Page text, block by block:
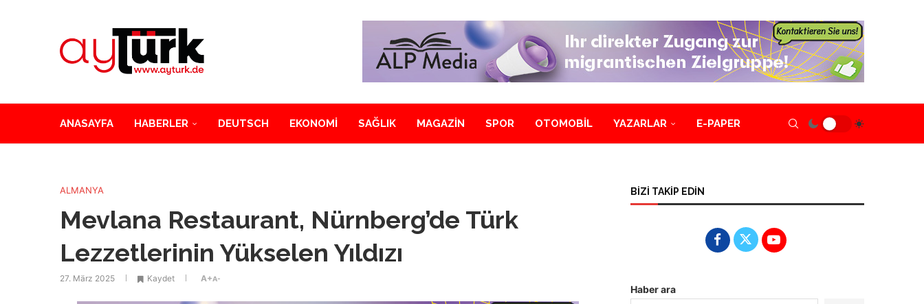
ANASAYFA HABERLER DEUTSCH EKONOMİ SAĞLIK MAGAZİN SPOR OTOMOBİL YAZARLAR E-PAPER
ALMANYA
Mevlana Restaurant, Nürnberg’de Türk
Lezzetlerinin Yükselen Yıldızı
27. März 2025 Kaydet A+A-
BİZİ TAKİP EDİN
Haber ara